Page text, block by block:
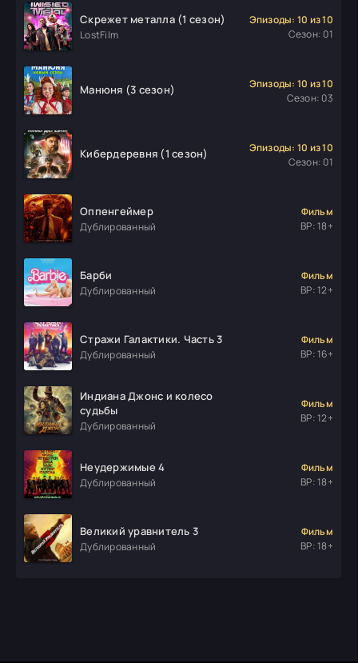
Скрежет металла (1 сезон)
LostFilm
Эпизоды: 10 из 10
Сезон: 01
Манюня (3 сезон)
Эпизоды: 10 из 10
Сезон: 03
Кибердеревня (1 сезон)
Эпизоды: 10 из 10
Сезон: 01
Оппенгеймер
Дублированный
Фильм
ВР: 18+
Барби
Дублированный
Фильм
ВР: 12+
Стражи Галактики. Часть 3
Дублированный
Фильм
ВР: 16+
Индиана Джонс и колесо
судьбы
Дублированный
Фильм
ВР: 12+
Неудержимые 4
Дублированный
Фильм
ВР: 18+
Великий уравнитель 3
Дублированный
Фильм
ВР: 18+